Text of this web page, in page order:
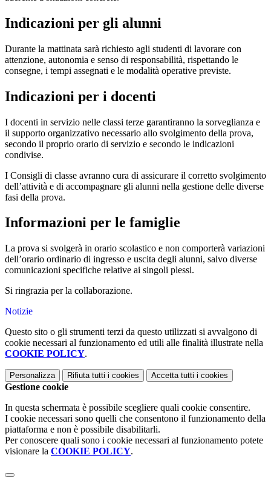
Indicazioni per gli alunni
Durante la mattinata sarà richiesto agli studenti di lavorare con
attenzione, autonomia e senso di responsabilità, rispettando le
consegne, i tempi assegnati e le modalità operative previste.
Indicazioni per i docenti
I docenti in servizio nelle classi terze garantiranno la sorveglianza e
il supporto organizzativo necessario allo svolgimento della prova,
secondo il proprio orario di servizio e secondo le indicazioni
condivise.
I Consigli di classe avranno cura di assicurare il corretto svolgimento
dell’attività e di accompagnare gli alunni nella gestione delle diverse
fasi della prova.
Informazioni per le famiglie
La prova si svolgerà in orario scolastico e non comporterà variazioni
dell’orario ordinario di ingresso e uscita degli alunni, salvo diverse
comunicazioni specifiche relative ai singoli plessi.
Si ringrazia per la collaborazione.
Notizie
Questo sito o gli strumenti terzi da questo utilizzati si avvalgono di
cookie necessari al funzionamento ed utili alle finalità illustrate nella
COOKIE POLICY.
Personalizza Rifiuta tutti i cookies Accetta tutti i cookies
Gestione cookie
In questa schermata è possibile scegliere quali cookie consentire.
I cookie necessari sono quelli che consentono il funzionamento della
piattaforma e non è possibile disabilitarli.
Per conoscere quali sono i cookie necessari al funzionamento potete
visionare la COOKIE POLICY.